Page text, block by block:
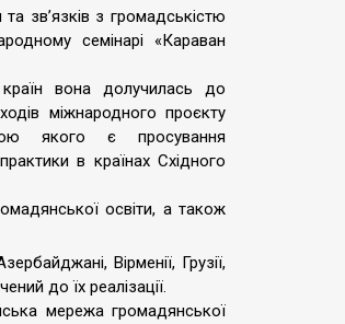
зв’язків з громадськістю
семінарі «Караван
вона долучилась до
міжнародного проєкту
якого є просування
в країнах Східного
освіти, а також
Вірменії, Грузії,
до їх реалізації.
мережа громадянської